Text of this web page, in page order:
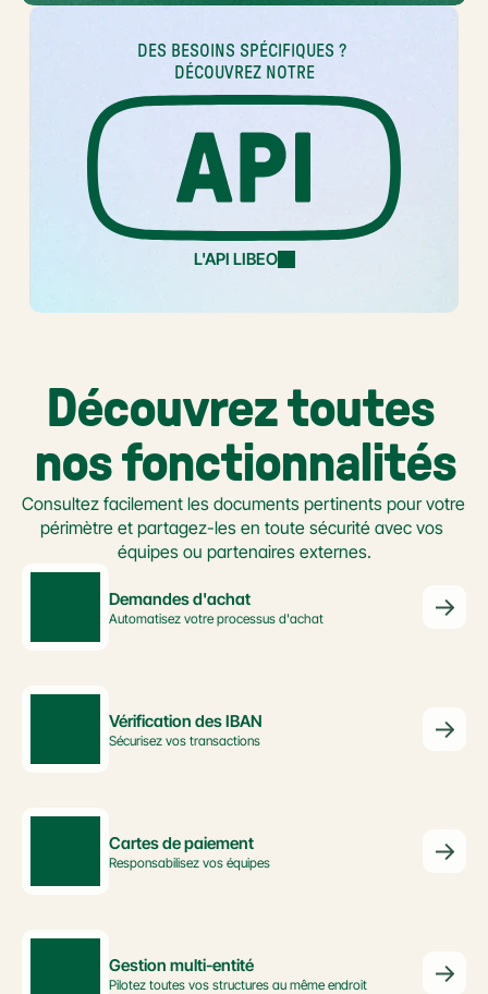
DES BESOINS SPÉCIFIQUES ?
DÉCOUVREZ NOTRE
L'API LIBEO
Découvrez toutes
nos fonctionnalités
Consultez facilement les documents pertinents pour votre
périmètre et partagez-les en toute sécurité avec vos
équipes ou partenaires externes.
Demandes d'achat
Automatisez votre processus d'achat
Vérification des IBAN
Sécurisez vos transactions
Cartes de paiement
Responsabilisez vos équipes
Gestion multi-entité
Pilotez toutes vos structures au même endroit